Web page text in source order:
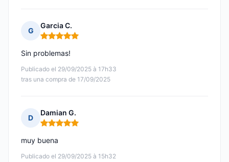
G
Garcia C.
Nota: 5 de 5
Publicado el 29/09/2025 à 17h33
tras una compra de 17/09/2025
Sin problemas!
D
Damian G.
Nota: 5 de 5
Publicado el 29/09/2025 à 15h32
muy buena